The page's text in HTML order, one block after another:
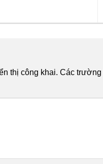
thị công khai. Các trường